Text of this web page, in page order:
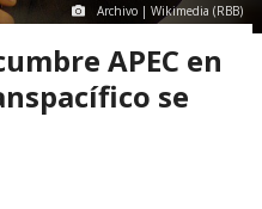
Archivo | Wikimedia (RBB)
APEC en
se